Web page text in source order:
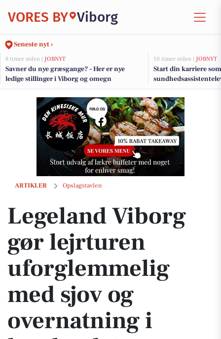
VORES BY Viborg
Seneste nyt ›
8 timer siden | JOBNYT
Savner du nye græsgange? - Her er nye
ledige stillinger i Viborg og omegn
10 timer siden | JOBNYT
Start din karriere
ARTIKLER Opslagstavlen
Legeland Viborg gør lejrturen uforglemmelig med sjov og
Legeland Viborg
gør lejrturen
uforglemmelig
med sjov og
overnatning i